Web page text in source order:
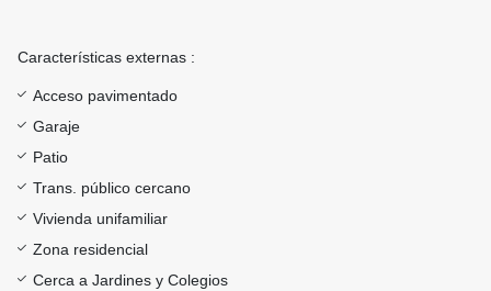
Características externas :
Acceso pavimentado
Garaje
Patio
Trans. público cercano
Vivienda unifamiliar
Zona residencial
Cerca a Jardines y Colegios